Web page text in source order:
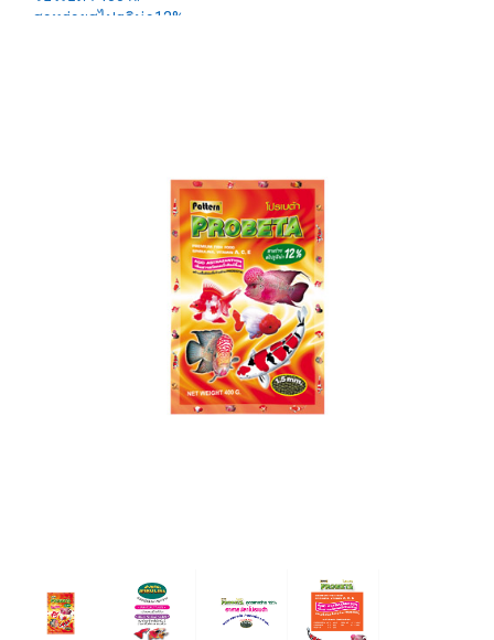
สาหร่ายสไปรูลิน่า12%